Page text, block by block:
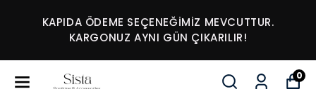
KAPIDA ÖDEME SEÇENEĞİMİZ MEVCUTTUR.
KARGONUZ AYNI GÜN ÇIKARILIR!
0